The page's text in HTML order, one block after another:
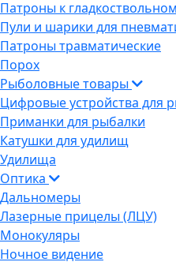
Патроны к
Пули и шарики для
Патроны травматические
Порох
Рыболовные товары
Цифровые устройства для
Приманки для рыбалки
Катушки для удилищ
Удилища
Оптика
Дальномеры
Лазерные прицелы (ЛЦУ)
Монокуляры
Ночное видение